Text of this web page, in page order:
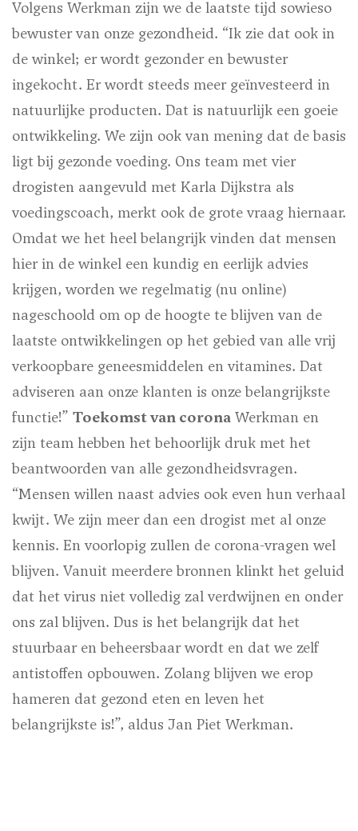
Volgens Werkman zijn we de laatste tijd sowieso
bewuster van onze gezondheid. “Ik zie dat ook in
de winkel; er wordt gezonder en bewuster
ingekocht. Er wordt steeds meer geïnvesteerd in
natuurlijke producten. Dat is natuurlijk een goeie
ontwikkeling. We zijn ook van mening dat de basis
ligt bij gezonde voeding. Ons team met vier
drogisten aangevuld met Karla Dijkstra als
voedingscoach, merkt ook de grote vraag hiernaar.
Omdat we het heel belangrijk vinden dat mensen
hier in de winkel een kundig en eerlijk advies
krijgen, worden we regelmatig (nu online)
nageschoold om op de hoogte te blijven van de
laatste ontwikkelingen op het gebied van alle vrij
verkoopbare geneesmiddelen en vitamines. Dat
adviseren aan onze klanten is onze belangrijkste
functie!” Toekomst van corona Werkman en
zijn team hebben het behoorlijk druk met het
beantwoorden van alle gezondheidsvragen.
“Mensen willen naast advies ook even hun verhaal
kwijt. We zijn meer dan een drogist met al onze
kennis. En voorlopig zullen de corona-vragen wel
blijven. Vanuit meerdere bronnen klinkt het geluid
dat het virus niet volledig zal verdwijnen en onder
ons zal blijven. Dus is het belangrijk dat het
stuurbaar en beheersbaar wordt en dat we zelf
antistoffen opbouwen. Zolang blijven we erop
hameren dat gezond eten en leven het
belangrijkste is!”, aldus Jan Piet Werkman.